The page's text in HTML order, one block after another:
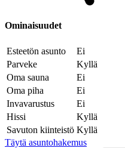
Ominaisuudet
Esteetön asunto
Ei
Parveke
Kyllä
Oma sauna
Ei
Oma piha
Ei
Invavarustus
Ei
Hissi
Kyllä
Savuton kiinteistö Kyllä
Täytä asuntohakemus